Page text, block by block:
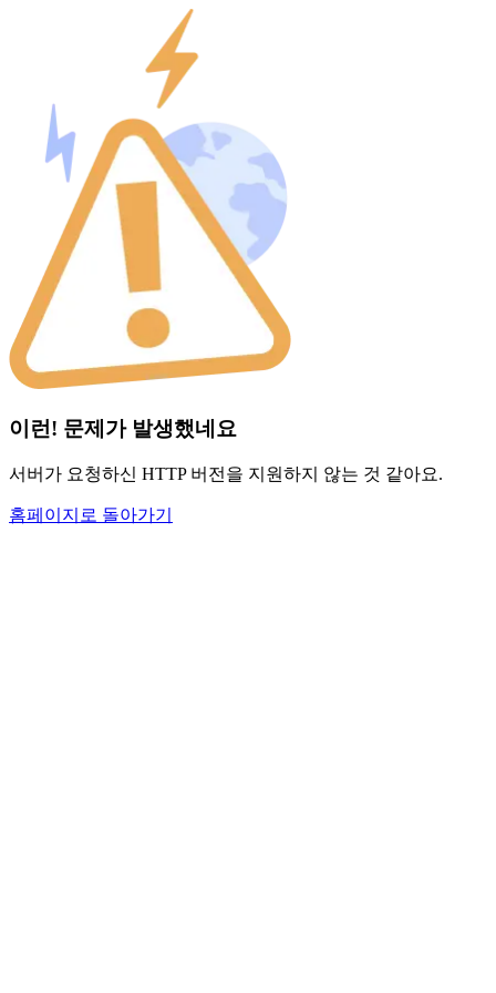
이런! 문제가 발생했네요
서버가 요청하신 HTTP 버전을 지원하지 않는 것 같아요.
홈페이지로 돌아가기